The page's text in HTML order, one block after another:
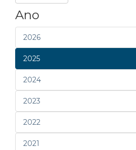
Ano
2026
2025
2024
2023
2022
2021